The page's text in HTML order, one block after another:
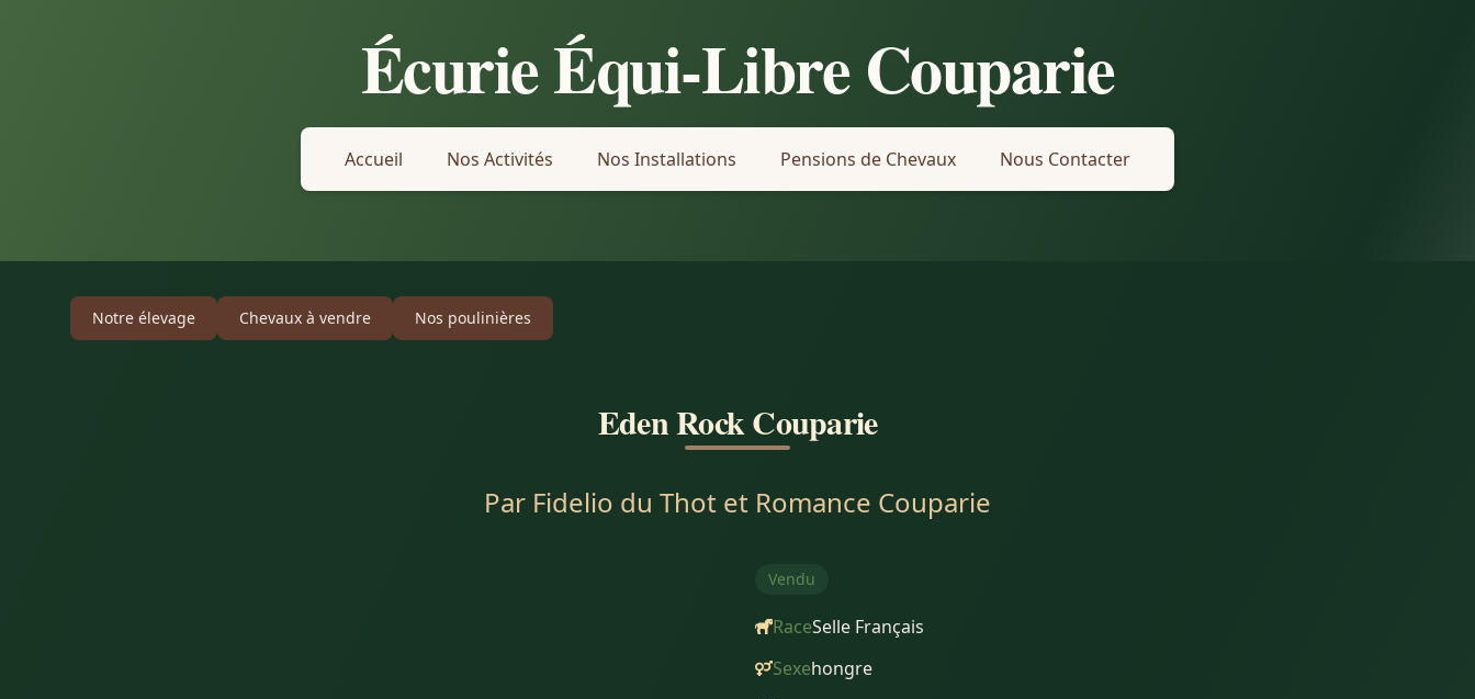
Écurie Équi-Libre Couparie
Accueil Nos Activités Nos Installations Pensions de Chevaux Nous Contacter
Notre élevage Chevaux à vendre Nos poulinières
Eden Rock Couparie
Par Fidelio du Thot et Romance Couparie
Vendu
RaceSelle Français
Sexehongre